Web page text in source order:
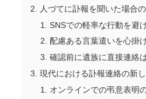
人づてに訃報を聞いた場合
SNSでの軽率な行動を避
配慮ある言葉遣いを心掛
確認前に遺族に直接連絡
現代における訃報連絡の新
オンラインでの弔意表明